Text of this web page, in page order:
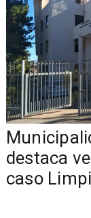
destaca
caso